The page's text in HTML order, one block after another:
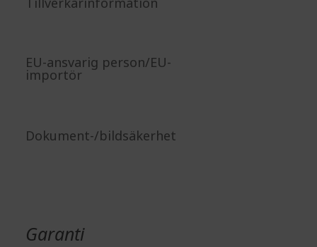
EU-ansvarig person/EU-
importör
Dokument-/bildsäkerhet
Garanti